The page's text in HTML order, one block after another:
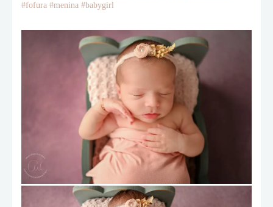
#fofura #menina #babygirl